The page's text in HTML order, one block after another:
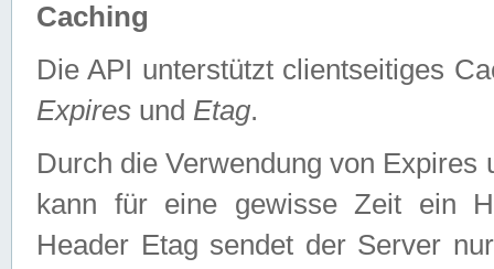
Caching
Die API unterstützt clientseitiges
Expires und Etag.
Durch die Verwendung von
kann für eine gewisse Zeit ein
Header Etag sendet der Server